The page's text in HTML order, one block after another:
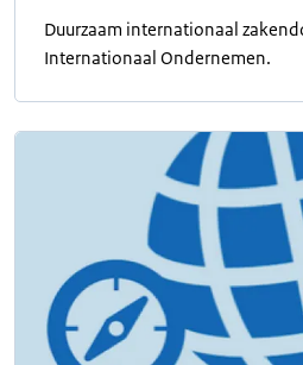
Duurzaam internationaal
Internationaal Ondernemen.